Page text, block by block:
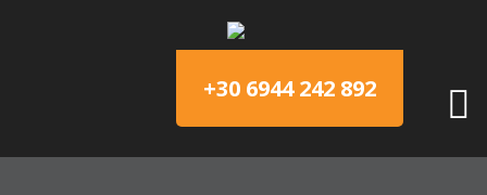
+30 6944 242 892